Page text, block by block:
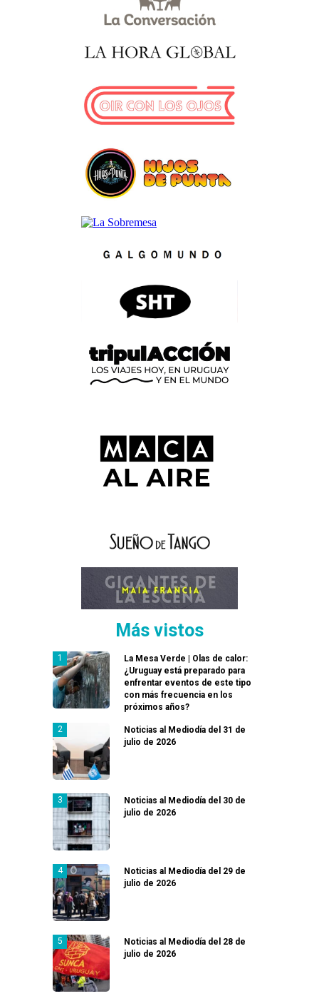
Más vistos
La Mesa Verde | Olas de calor:
¿Uruguay está preparado para
enfrentar eventos de este tipo
con más frecuencia en los
próximos años?
Noticias al Mediodía del 31 de
julio de 2026
Noticias al Mediodía del 30 de
julio de 2026
Noticias al Mediodía del 29 de
julio de 2026
Noticias al Mediodía del 28 de
julio de 2026